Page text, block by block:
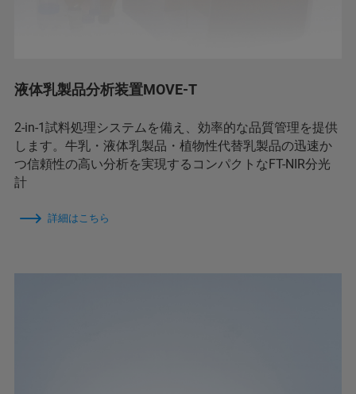
液体乳製品分析装置MOVE-T
2-in-1試料処理システムを備え、効率的な品質管理を提供
します。牛乳・液体乳製品・植物性代替乳製品の迅速か
つ信頼性の高い分析を実現するコンパクトなFT-NIR分光
計
詳細はこちら